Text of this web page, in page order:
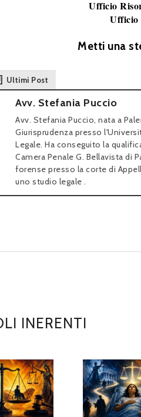
Ufficio
Ufficio
Metti una
Ultimi Post
Avv. Stefania Puccio
Avv. Stefania Puccio, nata a
Giurisprudenza presso
Legale. Ha conseguito la
Camera Penale G. Bellavista di
forense presso la corte di
uno studio legale .
INERENTI